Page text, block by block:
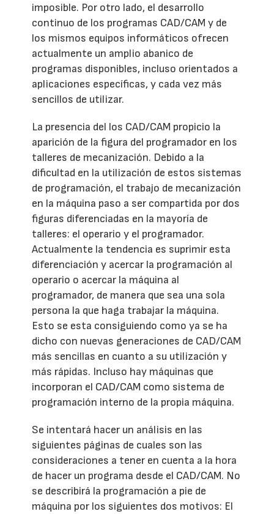
imposible. Por otro lado, el desarrollo
continuo de los programas CAD/CAM y de
los mismos equipos informáticos ofrecen
actualmente un amplio abanico de
programas disponibles, incluso orientados a
aplicaciones específicas, y cada vez más
sencillos de utilizar.
La presencia del los CAD/CAM propicio la
aparición de la figura del programador en los
talleres de mecanización. Debido a la
dificultad en la utilización de estos sistemas
de programación, el trabajo de mecanización
en la máquina paso a ser compartida por dos
figuras diferenciadas en la mayoría de
talleres: el operario y el programador.
Actualmente la tendencia es suprimir esta
diferenciación y acercar la programación al
operario o acercar la máquina al
programador, de manera que sea una sola
persona la que haga trabajar la máquina.
Esto se esta consiguiendo como ya se ha
dicho con nuevas generaciones de CAD/CAM
más sencillas en cuanto a su utilización y
más rápidas. Incluso hay máquinas que
incorporan el CAD/CAM como sistema de
programación interno de la propia máquina.
Se intentará hacer un análisis en las
siguientes páginas de cuales son las
consideraciones a tener en cuenta a la hora
de hacer un programa desde el CAD/CAM. No
se describirá la programación a pie de
máquina por los siguientes dos motivos: El